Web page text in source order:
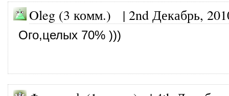
Oleg (3 комм.) | 2nd Декабрь,
Ого,целых 70% )))